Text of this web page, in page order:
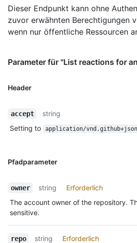
Dieser Endpunkt kann ohne
zuvor erwähnten Berechtigungen
wenn nur öffentliche Ressourcen
Parameter für "List reactions for
Header
accept
string
Setting to
application/vnd.github+json
Pfadparameter
owner string
Erforderlich
The account owner of the repository.
sensitive.
repo string
Erforderlich